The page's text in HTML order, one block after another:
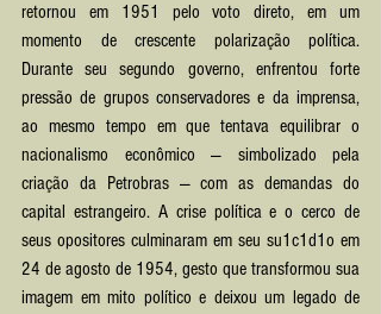
retornou em 1951 pelo voto direto, em um
momento de crescente polarização política.
Durante seu segundo governo, enfrentou forte
pressão de grupos conservadores e da imprensa,
ao mesmo tempo em que tentava equilibrar o
nacionalismo econômico — simbolizado pela
criação da Petrobras — com as demandas do
capital estrangeiro. A crise política e o cerco de
seus opositores culminaram em seu su1c1d1o em
24 de agosto de 1954, gesto que transformou sua
imagem em mito político e deixou um legado de